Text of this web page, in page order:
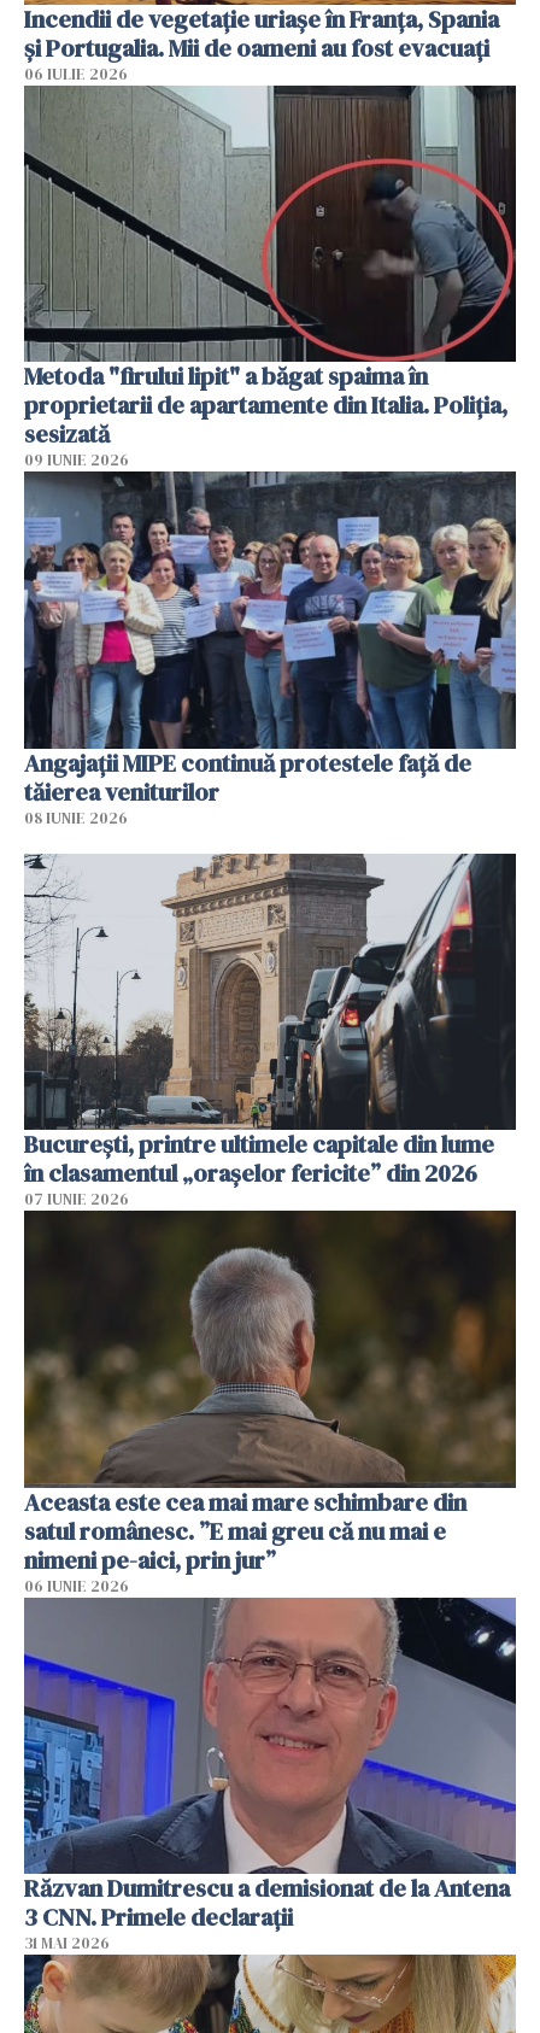
Incendii de vegetație uriașe în Franța, Spania
și Portugalia. Mii de oameni au fost evacuați
06 IULIE 2026
Metoda "firului lipit" a băgat spaima în
proprietarii de apartamente din Italia. Poliția,
sesizată
09 IUNIE 2026
Angajaţii MIPE continuă protestele faţă de
tăierea veniturilor
08 IUNIE 2026
București, printre ultimele capitale din lume
în clasamentul „orașelor fericite” din 2026
07 IUNIE 2026
Aceasta este cea mai mare schimbare din
satul românesc. ”E mai greu că nu mai e
nimeni pe-aici, prin jur”
06 IUNIE 2026
Răzvan Dumitrescu a demisionat de la Antena
3 CNN. Primele declarații
31 MAI 2026